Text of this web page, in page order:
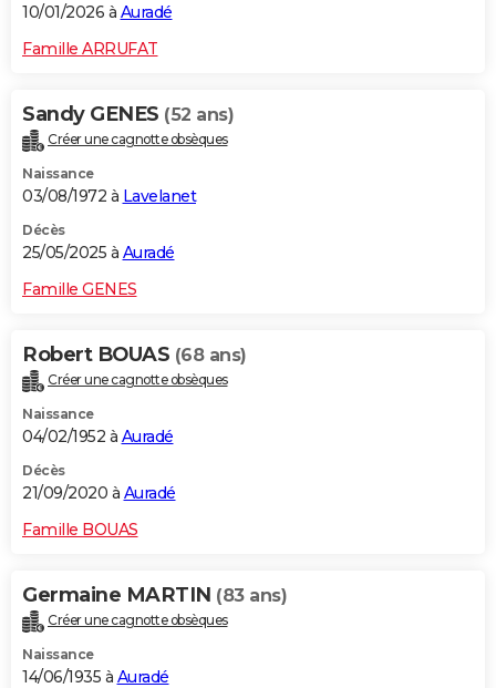
Carte de Noël
Carte Bonne année
Carte Saint-Valentin
Carte Pâques
Carte d'anniversaire
DICTIONNAIRE
Dictionnaire
Biographies
Citations
Expressions
Proverbes
PROGRAMME TV
S'inscrire
Se connecter
Lycées
Collèges
Primaires
Universités
Entreprises
Service militaire
Avis de recherche
AVIS DE DÉCÈS
FORUM
Bricolage
Lifestyle
Culture
Television
Voyage
Cinema
10/01/2026 à Auradé
Famille ARRUFAT
Sandy GENES (52 ans)
Créer une cagnotte obsèques
Naissance
03/08/1972 à Lavelanet
Décès
25/05/2025 à Auradé
Famille GENES
Robert BOUAS (68 ans)
Créer une cagnotte obsèques
Naissance
04/02/1952 à Auradé
Décès
21/09/2020 à Auradé
Famille BOUAS
Germaine MARTIN (83 ans)
Créer une cagnotte obsèques
Naissance
14/06/1935 à Auradé